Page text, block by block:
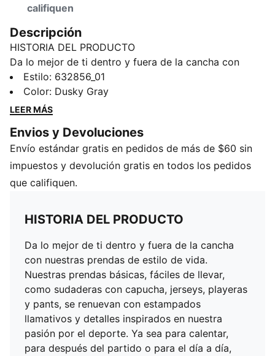
califiquen
Descripción
HISTORIA DEL PRODUCTO
Da lo mejor de ti dentro y fuera de la cancha con
nuestras prendas de estilo de vida. Nuestras prendas
básicas, fáciles de llevar, como sudaderas con
capucha, jerseys, playeras y pants, se renuevan con
nuestra pasión por el deporte. Ya sea para calentar,
para después del partido o para el día a día, estas
prendas están diseñadas para marcar la diferencia.
CARACTERÍSTICAS Y BENEFICIOS
DETALLES
Corte: holgado
Material principal: forro polar
Largo: regular
Cintura: mediana
Cintura con cordones
Bolsillos: laterales
Efecto deslavado con costuras desgastadas
Estilo: 632856_01
Color: Dusky Gray
LEER MÁS
Envios y Devoluciones
Envío estándar gratis en pedidos de más de $60 sin
impuestos y devolución gratis en todos los pedidos
que califiquen.
HISTORIA DEL PRODUCTO
Da lo mejor de ti dentro y fuera de la cancha
con nuestras prendas de estilo de vida.
Nuestras prendas básicas, fáciles de llevar,
como sudaderas con capucha, jerseys, playeras
y pants, se renuevan con estampados
llamativos y detalles inspirados en nuestra
pasión por el deporte. Ya sea para calentar,
para después del partido o para el día a día,